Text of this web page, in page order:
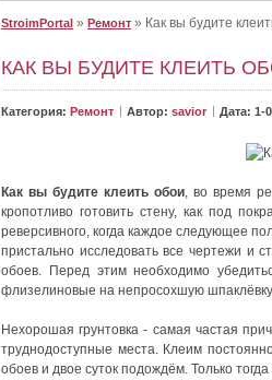
StroimPortal » Ремонт » Как вы будите
КАК ВЫ БУДИТЕ КЛЕИТЬ
Категория: Ремонт Автор: savior Дата: 1-
Как вы будите клеить обои, во время
кропотливо готовить стену, как под
реверсивного, когда каждое следующее
пристально исследовать все чертежи и
обоев. Перед этим необходимо
флизелиновые на непросохшую
Нехорошая грунтовка - самая частая
труднодоступные места. Клеим
обоев и двое суток подождём. Только